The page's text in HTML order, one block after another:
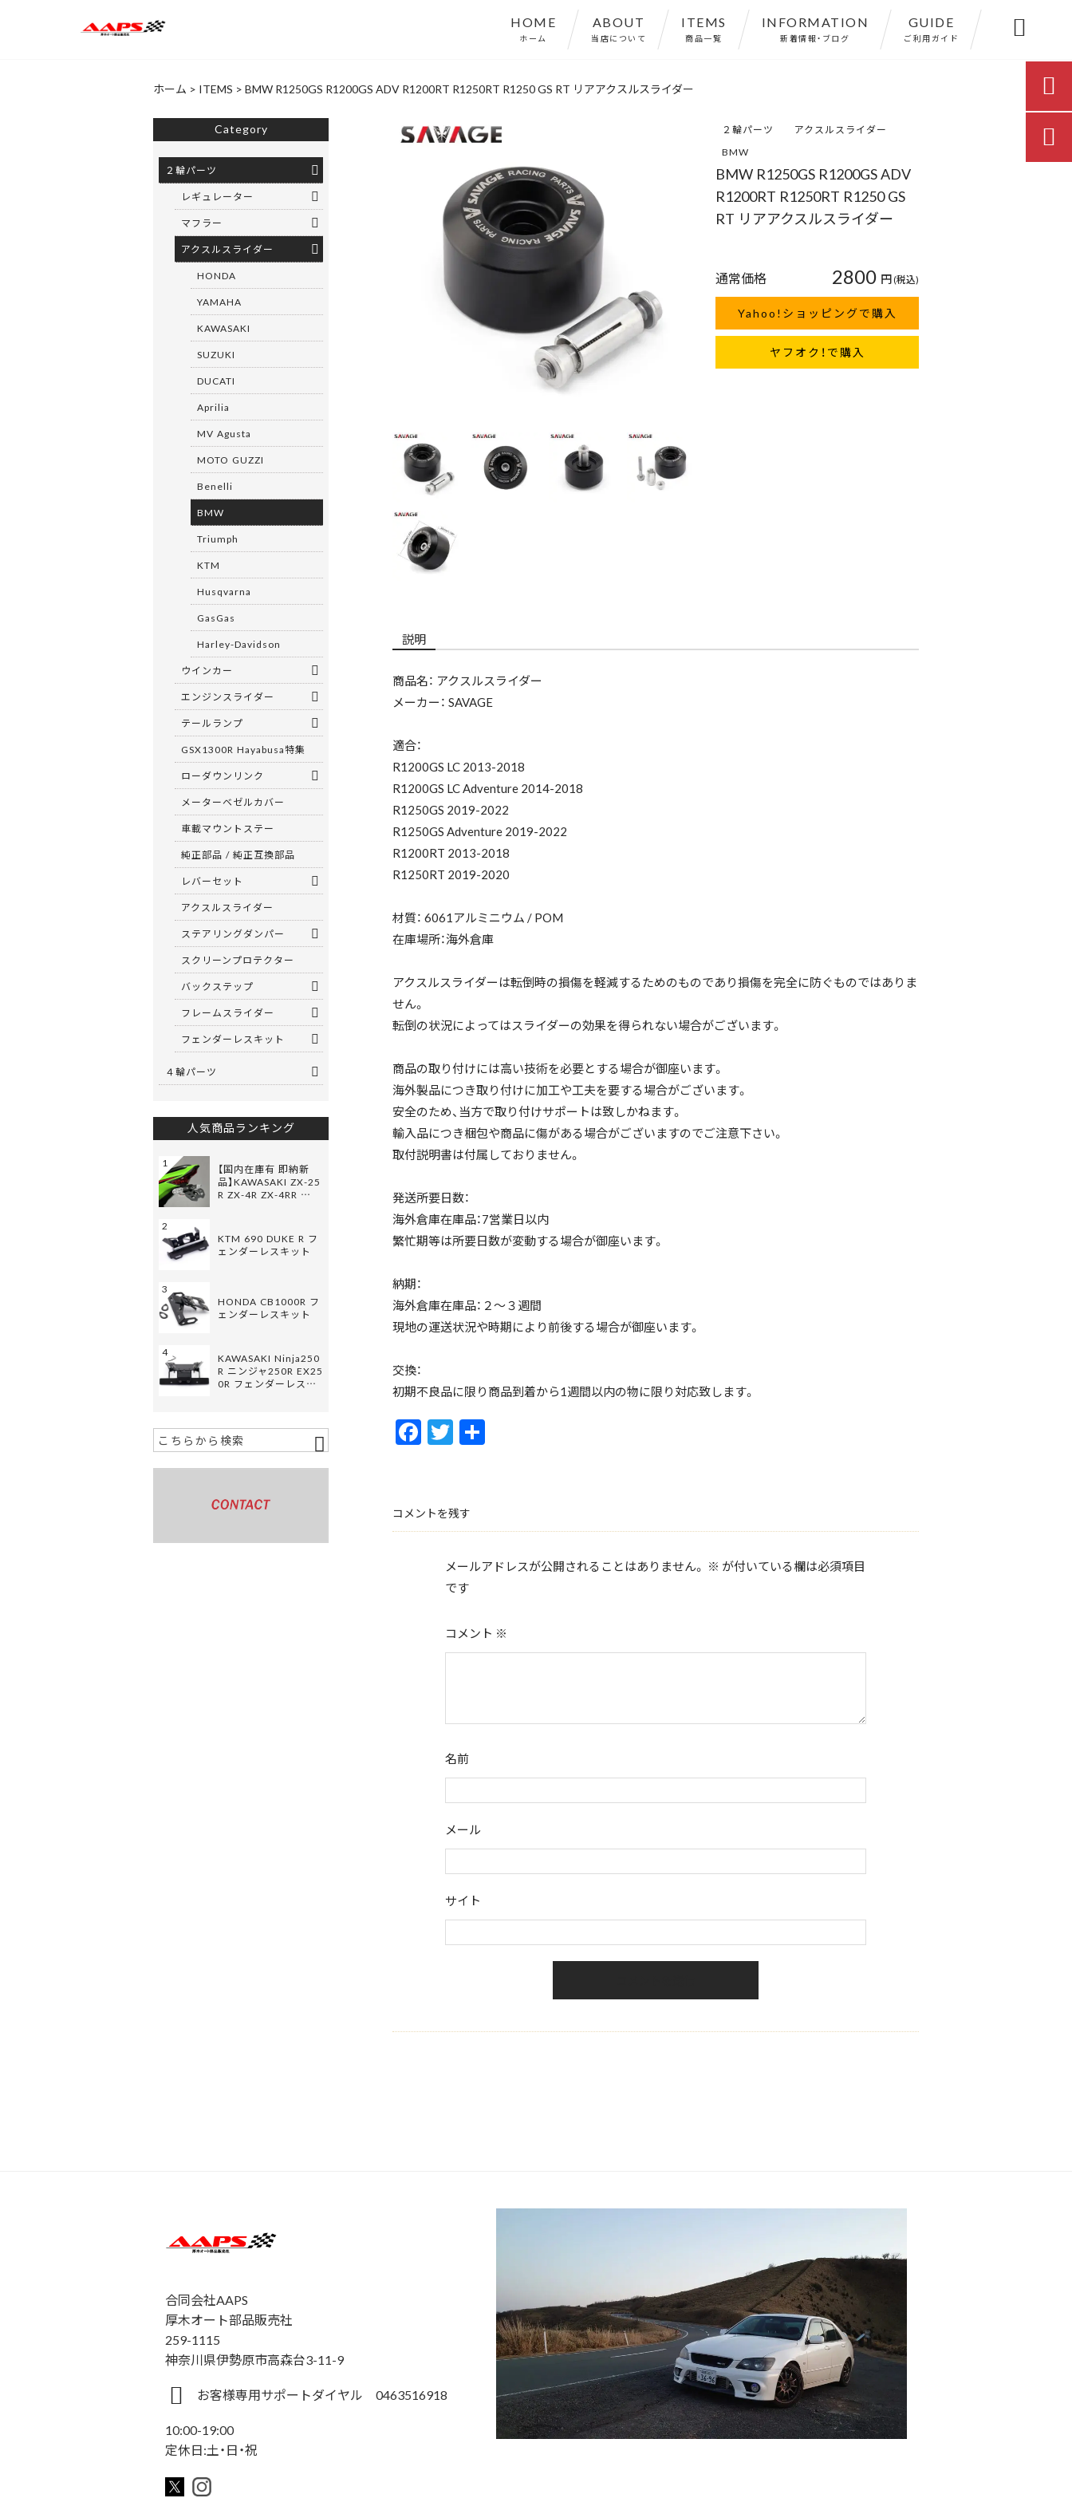
HOME
ホーム
ABOUT
当店について
ITEMS
商品一覧
INFORMATION
新着情報・ブログ
GUIDE
ご利用ガイド 
ホーム > ITEMS > BMW R1250GS R1200GS ADV R1200RT R1250RT R1250 GS RT リアアクスルスライダー
２輪パーツ
アクスルスライダー
BMW
BMW R1250GS R1200GS ADV
R1200RT R1250RT R1250 GS
RT リアアクスルスライダー
通常価格 2800 円(税込)
Yahoo!ショッピングで購入
ヤフオク！で購入
説明
商品名： アクスルスライダー
メーカー： SAVAGE
適合：
R1200GS LC 2013-2018
R1200GS LC Adventure 2014-2018
R1250GS 2019-2022
R1250GS Adventure 2019-2022
R1200RT 2013-2018
R1250RT 2019-2020
材質： 6061アルミニウム / POM
在庫場所：海外倉庫
アクスルスライダーは転倒時の損傷を軽減するためのものであり損傷を完全に防ぐものではありま
せん。
転倒の状況によってはスライダーの効果を得られない場合がございます。
商品の取り付けには高い技術を必要とする場合が御座います。
海外製品につき取り付けに加工や工夫を要する場合がございます。
安全のため、当方で取り付けサポートは致しかねます。
輸入品につき梱包や商品に傷がある場合がございますのでご注意下さい。
取付説明書は付属しておりません。
発送所要日数：
海外倉庫在庫品：7営業日以内
繁忙期等は所要日数が変動する場合が御座います。
納期：
海外倉庫在庫品：２〜３週間
現地の運送状況や時期により前後する場合が御座います。
交換：
初期不良品に限り商品到着から1週間以内の物に限り対応致します。
F
ac
b
o
T
w
er
コメントを残す
メールアドレスが公開されることはありません。 ※ が付いている欄は必須項目
です
コメント ※
名前
メール
サイト
Category
２輪パーツ
レギュレーター
マフラー
アクスルスライダー
HONDA
YAMAHA
KAWASAKI
SUZUKI
DUCATI
Aprilia
MV Agusta
MOTO GUZZI
Benelli
BMW
Triumph
KTM
Husqvarna
GasGas
Harley-Davidson
ウインカー
エンジンスライダー
テールランプ
GSX1300R Hayabusa特集
ローダウンリンク
メーターベゼルカバー
車載マウントステー
純正部品 / 純正互換部品
レバーセット
アクスルスライダー
ステアリングダンパー
スクリーンプロテクター
バックステップ
フレームスライダー
フェンダーレスキット
４輪パーツ
人気商品ランキング
【国内在庫有 即納新
品】KAWASAKI ZX-25
R ZX-4R ZX-4RR …
1
KTM 690 DUKE R フ
ェンダーレスキット
2
HONDA CB1000R フ
ェンダーレスキット
3
KAWASAKI Ninja250
R ニンジャ250R EX25
0R フェンダーレス…
4
合同会社AAPS
厚木オート部品販売社
259-1115
神奈川県伊勢原市高森台3-11-9
お客様専用サポートダイヤル 0463516918
10:00-19:00
定休日:土・日・祝

